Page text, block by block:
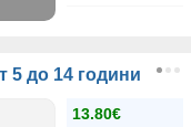
5 до 14 години
13.80€